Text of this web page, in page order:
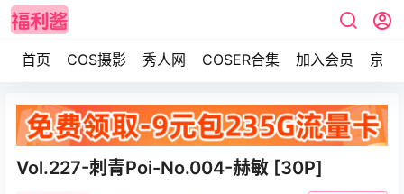
首页 COS摄影 秀人网 COSER合集 加入会员 京东
Vol.227-刺青Poi-No.004-赫敏 [30P]